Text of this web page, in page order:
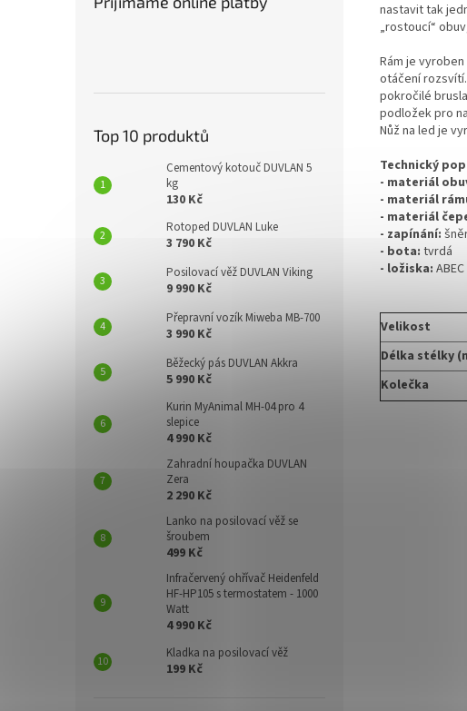
Top 10 produktů
Cementový kotouč DUVLAN 5
kg
130 Kč
Rotoped DUVLAN Luke
3 790 Kč
Posilovací věž DUVLAN Viking
9 990 Kč
Přepravní vozík Miweba MB-700
3 990 Kč
Běžecký pás DUVLAN Akkra
5 990 Kč
Kurin MyAnimal MH-04 pro 4
slepice
4 990 Kč
Zahradní houpačka DUVLAN
Zera
2 290 Kč
Lanko na posilovací věž se
šroubem
499 Kč
Infračervený ohřívač Heidenfeld
HF-HP105 s termostatem - 1000
Watt
4 990 Kč
Kladka na posilovací věž
199 Kč
nastavit tak
„rostoucí“
Rám je
otáčení
pokročilé
podložek pro
Nůž na led je
Technický
- materiál
- materiál
- materiál
- zapínání:
- bota: tvrdá
- ložiska:
Velikost
Délka stélky
Kolečka